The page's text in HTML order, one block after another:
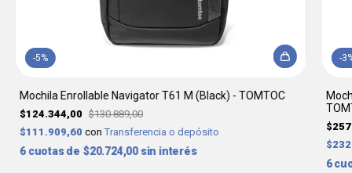
-5%
Mochila Enrollable Navigator T61 M (Black) - TOMTOC
$124.344,00 $130.889,00
$111.909,60 con Transferencia o depósito
6 $20.724,00 sin interés
-3
6